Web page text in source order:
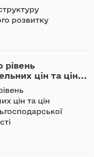
розвитку
рівень
цін та цін...
цін та цін